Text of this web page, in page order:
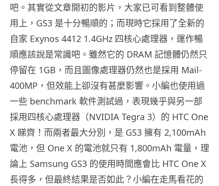
吧。其實從文章開初的影片，大家已可看到整體使
用上，GS3 是十分暢順的；而現時它採用了全新的
自家 Exynos 4412 1.4GHz 四核心處理器，運作暢
順應該說是常識吧。雖然它的 DRAM 記憶體仍然只
停留在 1GB，而且圖像處理器仍然也是採用 Mail-
400MP，但效能上卻沒有甚麼影響。小編也使用過
一些 benchmark 軟件測試過，表現幾乎與另一部
採用四核心處理器（NVIDIA Tegra 3）的 HTC One
X 睇齊！而兩者最大分別，是 GS3 擁有 2,100mAh
電池，但 One X 的電池就只有 1,800mAh 電量，理
論上 Samsung GS3 的使用時間應會比 HTC One X
長得多，但最終結果是否如此？小編在走馬看花的